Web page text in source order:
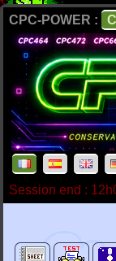
CPC-POWER :
Session end :